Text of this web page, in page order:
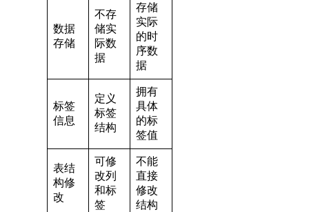
数据
存储
不存
储实
际数
据
存储
实际
的时
序数
据
标签
信息
定义
标签
结构
拥有
具体
的标
签值
表结
构修
改
可修
改列
和标
签
不能
直接
修改
结构